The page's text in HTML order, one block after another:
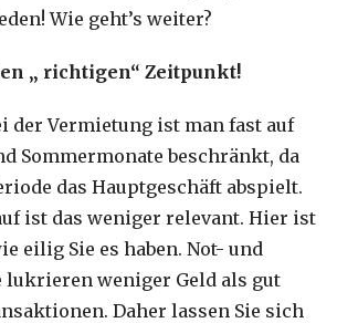
Wie geht’s weiter?
„ richtigen“ Zeitpunkt!
der Vermietung ist man fast auf
Sommermonate beschränkt, da
das Hauptgeschäft abspielt.
ist das weniger relevant. Hier ist
eilig Sie es haben. Not- und
lukrieren weniger Geld als gut
Daher lassen Sie sich